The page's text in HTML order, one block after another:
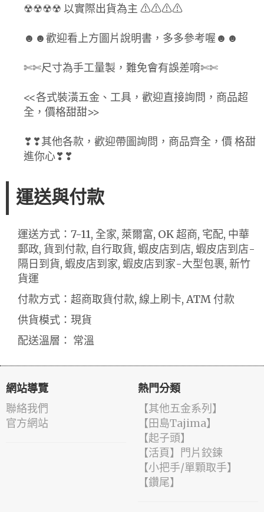
☢☢☢☢ 以實際出貨為主 ⚠⚠⚠⚠
☻☻歡迎看上方圖片說明書，多多參考喔☻☻
✄✄尺寸為手工量製，難免會有誤差唷✄✄
<<各式裝潢五金、工具，歡迎直接詢問，商品超
全，價格甜甜>>
❣❣其他各款，歡迎帶圖詢問，商品齊全，價 格甜
進你心❣❣
運送與付款
運送方式：7-11, 全家, 萊爾富, OK 超商, 宅配, 中華
郵政, 貨到付款, 自行取貨, 蝦皮店到店, 蝦皮店到店-
隔日到貨, 蝦皮店到家, 蝦皮店到家-大型包裹, 新竹
貨運
付款方式：超商取貨付款, 線上刷卡, ATM 付款
供貨模式：現貨
配送溫層： 常溫
網站導覽
聯絡我們
官方網站
熱門分類
【其他五金系列】
【田島Tajima】
【起子頭】
【活頁】門片鉸鍊
【小把手/單顆取手】
【鑽尾】